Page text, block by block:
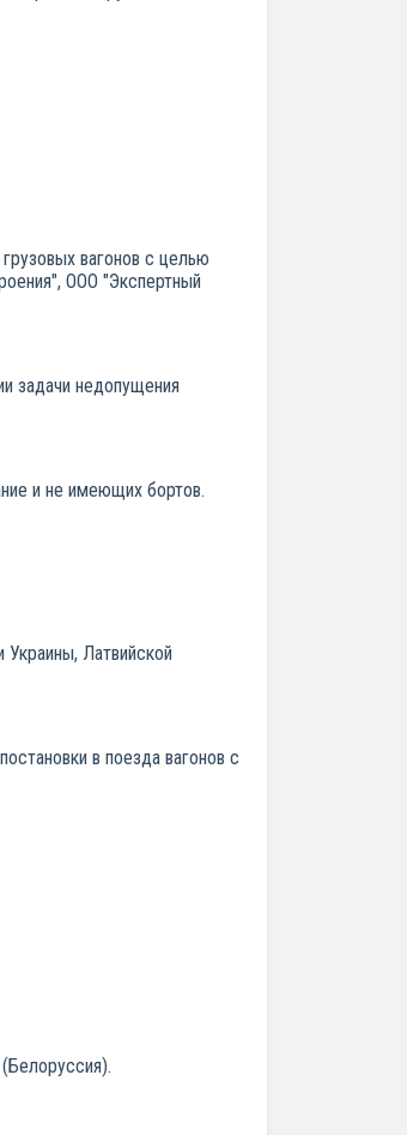
вагонов с целью
ООО "Экспертный
задачи недопущения
и не имеющих бортов.
Латвийской
в поезда вагонов с